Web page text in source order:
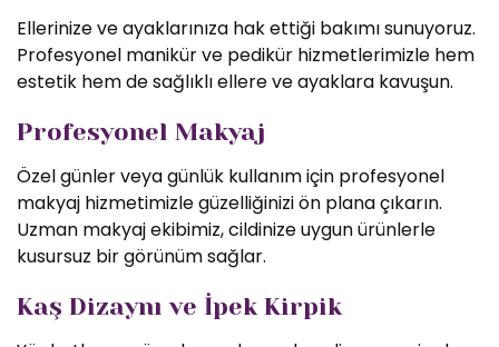
Ellerinize ve ayaklarınıza hak ettiği bakımı sunuyoruz.
Profesyonel manikür ve pedikür hizmetlerimizle hem
estetik hem de sağlıklı ellere ve ayaklara kavuşun.
Profesyonel Makyaj
Özel günler veya günlük kullanım için profesyonel
makyaj hizmetimizle güzelliğinizi ön plana çıkarın.
Uzman makyaj ekibimiz, cildinize uygun ürünlerle
kusursuz bir görünüm sağlar.
Kaş Dizaynı ve İpek Kirpik